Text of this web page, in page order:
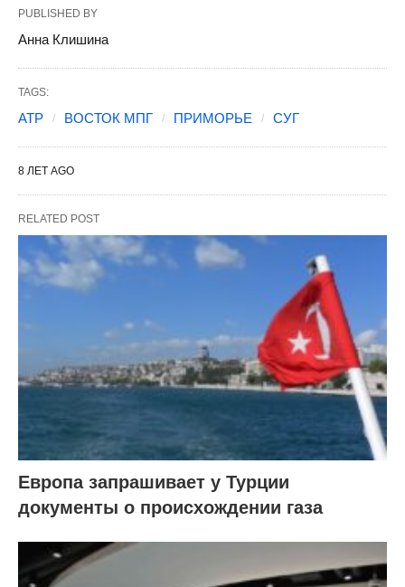
PUBLISHED BY
Анна Клишина
TAGS:
АТР ВОСТОК МПГ ПРИМОРЬЕ СУГ
8 ЛЕТ AGO
RELATED POST
Европа запрашивает у Турции
документы о происхождении газа